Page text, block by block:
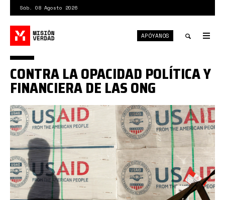
contenido
principal
Sáb. 08 Agosto 2026
search
APÓYANOS
USAID1
CONTRA LA OPACIDAD POLÍTICA Y
FINANCIERA DE LAS ONG